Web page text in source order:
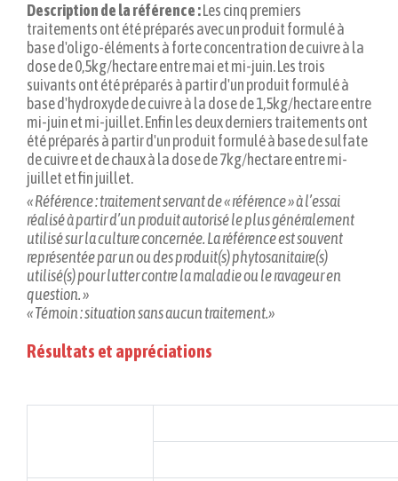
Description de la référence :Les cinq premiers
traitements ont été préparés avec un produit formulé à
base d'oligo-éléments à forte concentration de cuivre à la
dose de 0,5kg/hectare entre mai et mi-juin. Les trois
suivants ont été préparés à partir d'un produit formulé à
base d'hydroxyde de cuivre à la dose de 1,5kg/hectare entre
mi-juin et mi-juillet. Enfin les deux derniers traitements ont
été préparés à partir d'un produit formulé à base de sulfate
de cuivre et de chaux à la dose de 7kg/hectare entre mi-
juillet et fin juillet.
« Référence : traitement servant de « référence » à l’essai
réalisé à partir d’un produit autorisé le plus généralement
utilisé sur la culture concernée. La référence est souvent
représentée par un ou des produit(s) phytosanitaire(s)
utilisé(s) pour lutter contre la maladie ou le ravageur en
question. »
« Témoin : situation sans aucun traitement.»
Résultats et appréciations